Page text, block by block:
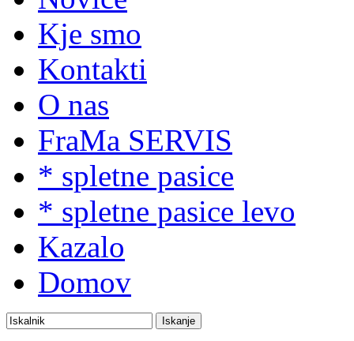
Kje smo
Kontakti
O nas
FraMa SERVIS
* spletne pasice
* spletne pasice levo
Kazalo
Domov